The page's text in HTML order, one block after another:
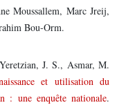
Moussallem, Marc Jreij,
Bou-Orm.
J. S., Asmar, M.
et utilisation du
: une enquête nationale.